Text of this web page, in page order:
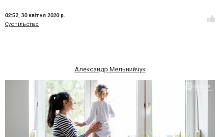
02:52, 30 квітня 2020 р.
Суспільство
Александр Мельнийчук